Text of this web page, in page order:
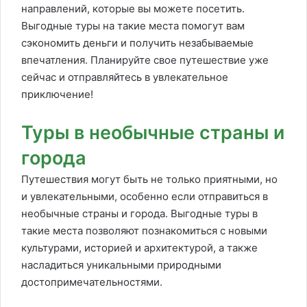
направлений, которые вы можете посетить.
Выгодные туры на такие места помогут вам
сэкономить деньги и получить незабываемые
впечатления. Планируйте свое путешествие уже
сейчас и отправляйтесь в увлекательное
приключение!
Туры в необычные страны и
города
Путешествия могут быть не только приятными, но
и увлекательными, особенно если отправиться в
необычные страны и города. Выгодные туры в
такие места позволяют познакомиться с новыми
культурами, историей и архитектурой, а также
насладиться уникальными природными
достопримечательностями.